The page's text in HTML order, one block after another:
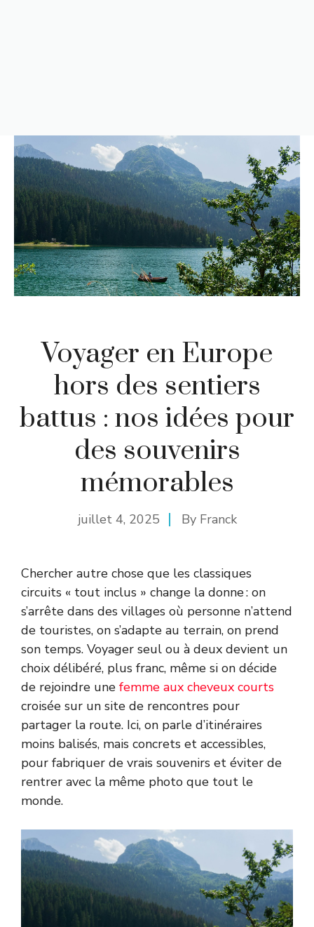
Voyager en Europe
hors des sentiers
battus : nos idées pour
des souvenirs
mémorables
juillet 4, 2025 By Franck
Chercher autre chose que les classiques
circuits « tout inclus » change la donne : on
s’arrête dans des villages où personne n’attend
de touristes, on s’adapte au terrain, on prend
son temps. Voyager seul ou à deux devient un
choix délibéré, plus franc, même si on décide
de rejoindre une femme aux cheveux courts
croisée sur un site de rencontres pour
partager la route. Ici, on parle d’itinéraires
moins balisés, mais concrets et accessibles,
pour fabriquer de vrais souvenirs et éviter de
rentrer avec la même photo que tout le
monde.